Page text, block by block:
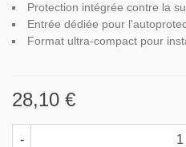
Protection intégrée contre la
Entrée dédiée pour
Format ultra-compact pour
28,10 €
-